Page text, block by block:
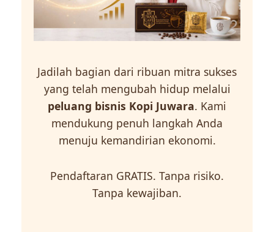
Jadilah bagian dari ribuan mitra sukses
yang telah mengubah hidup melalui
peluang bisnis Kopi Juwara. Kami
mendukung penuh langkah Anda
menuju kemandirian ekonomi.
Pendaftaran GRATIS. Tanpa risiko.
Tanpa kewajiban.